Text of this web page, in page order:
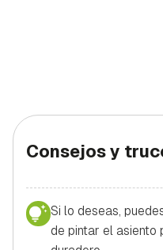
Consejos y
Si lo deseas,
de pintar el asiento